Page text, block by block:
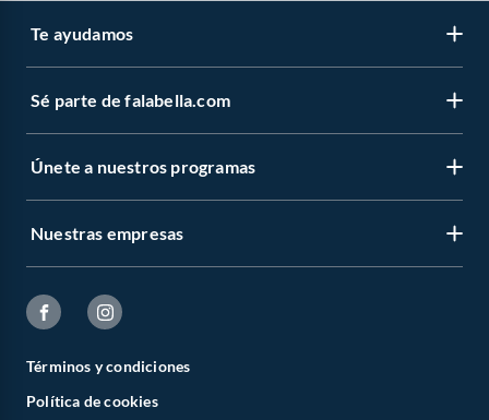
Te ayudamos
Sé parte de falabella.com
Únete a nuestros programas
Nuestras empresas
Términos y condiciones
Política de cookies